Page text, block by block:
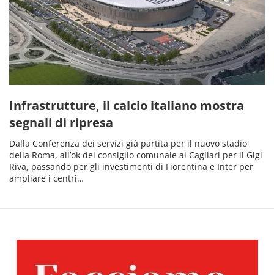
Infrastrutture, il calcio italiano mostra
segnali di ripresa
Dalla Conferenza dei servizi già partita per il nuovo stadio
della Roma, all’ok del consiglio comunale al Cagliari per il Gigi
Riva, passando per gli investimenti di Fiorentina e Inter per
ampliare i centri…